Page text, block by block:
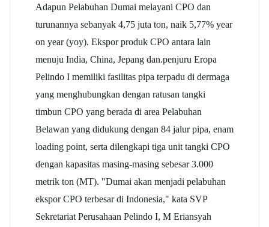
Adapun Pelabuhan Dumai melayani CPO dan
turunannya sebanyak 4,75 juta ton, naik 5,77% year
on year (yoy). Ekspor produk CPO antara lain
menuju India, China, Jepang dan.penjuru Eropa
Pelindo I memiliki fasilitas pipa terpadu di dermaga
yang menghubungkan dengan ratusan tangki
timbun CPO yang berada di area Pelabuhan
Belawan yang didukung dengan 84 jalur pipa, enam
loading point, serta dilengkapi tiga unit tangki CPO
dengan kapasitas masing-masing sebesar 3.000
metrik ton (MT). "Dumai akan menjadi pelabuhan
ekspor CPO terbesar di Indonesia," kata SVP
Sekretariat Perusahaan Pelindo I, M Eriansyah